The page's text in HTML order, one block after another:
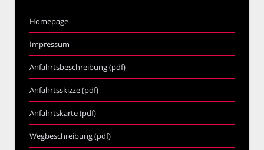
Homepage
Impressum
Anfahrtsbeschreibung (pdf)
Anfahrtsskizze (pdf)
Anfahrtskarte (pdf)
Wegbeschreibung (pdf)